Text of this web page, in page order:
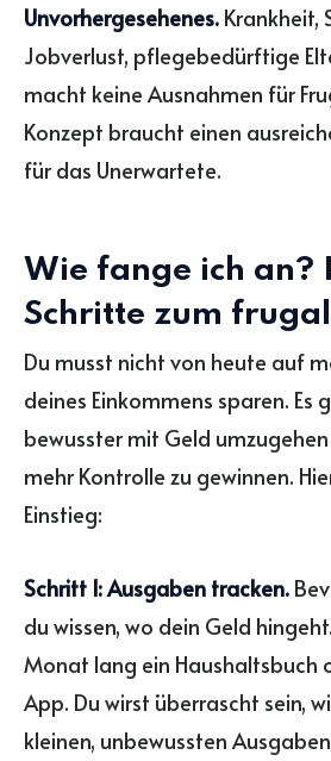
Unvorhergesehenes. Krankheit,
Jobverlust, pflegebedürftige
macht keine Ausnahmen für
Konzept braucht einen
für das Unerwartete.
Wie fange ich an?
Schritte zum
Du musst nicht von heute auf
deines Einkommens sparen. Es
bewusster mit Geld
mehr Kontrolle zu gewinnen.
Einstieg:
Schritt 1: Ausgaben tracken.
du wissen, wo dein Geld
Monat lang ein Haushaltsbuch
App. Du wirst überrascht sein,
kleinen, unbewussten